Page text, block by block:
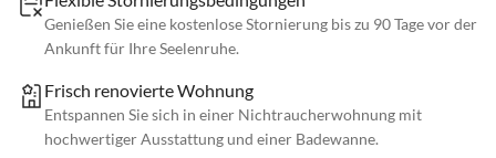
Genießen Sie eine kostenlose Stornierung bis zu 90 Tage vor der
Ankunft für Ihre Seelenruhe.
Frisch renovierte Wohnung
Entspannen Sie sich in einer Nichtraucherwohnung mit
hochwertiger Ausstattung und einer Badewanne.